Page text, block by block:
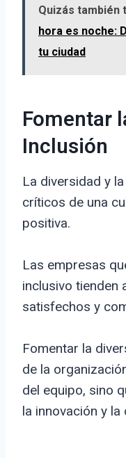
Quizás también
hora es noche:
tu ciudad
Fomentar
Inclusión
La diversidad y
críticos de una
positiva.
Las empresas
inclusivo tienden
satisfechos y
Fomentar la
de la
del equipo, sino
la innovación y la